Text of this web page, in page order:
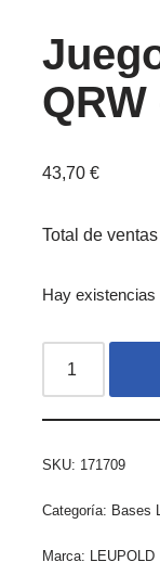
43,70 €
Total de
Hay existencias
SKU: 171709
Categoría: Bases
Marca: LEUPOLD